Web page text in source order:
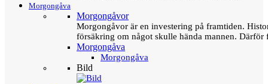
Morgongåva
Morgongåvor
Morgongåvor är en investering på framtiden.
försäkring om något skulle hända mannen.
Morgongåva
Morgongåva
Bild